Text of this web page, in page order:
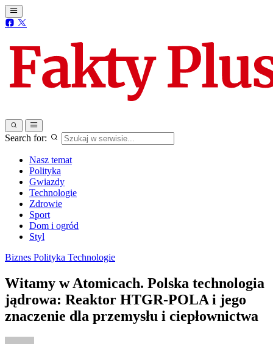
Search for:
Nasz temat
Polityka
Gwiazdy
Technologie
Zdrowie
Sport
Dom i ogród
Styl
Biznes Polityka Technologie
Witamy w Atomicach. Polska technologia
jądrowa: Reaktor HTGR-POLA i jego
znaczenie dla przemysłu i ciepłownictwa